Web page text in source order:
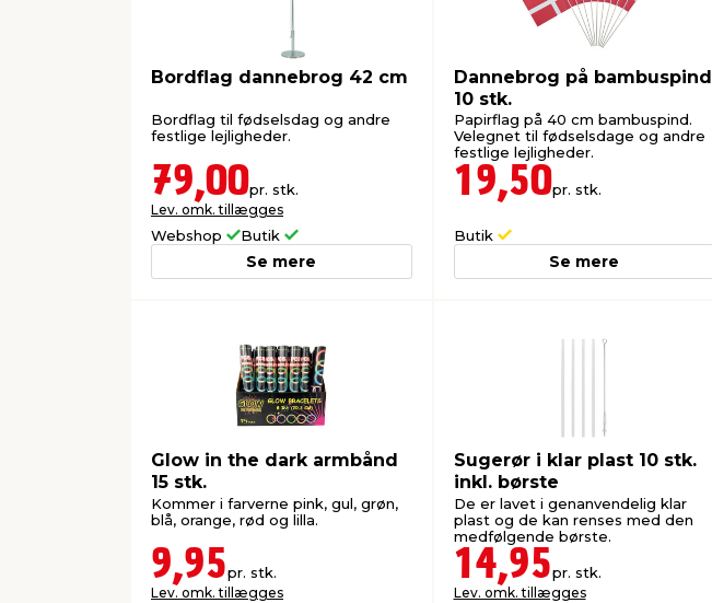
Bordflag dannebrog 42 cm
Bordflag til fødselsdag og andre
festlige lejligheder.
79,00pr. stk.
Lev. omk. tillægges
Webshop Butik
Se mere
Dannebrog på bambuspind
10 stk.
Papirflag på 40 cm bambuspind.
Velegnet til fødselsdage og andre
festlige lejligheder.
19,50pr. stk.
Butik
Se mere
Glow in the dark armbånd
15 stk.
Kommer i farverne pink, gul, grøn,
blå, orange, rød og lilla.
9,95pr. stk.
Lev. omk. tillægges
Sugerør i klar plast 10 stk.
inkl. børste
De er lavet i genanvendelig klar
plast og de kan renses med den
medfølgende børste.
14,95pr. stk.
Lev. omk. tillægges